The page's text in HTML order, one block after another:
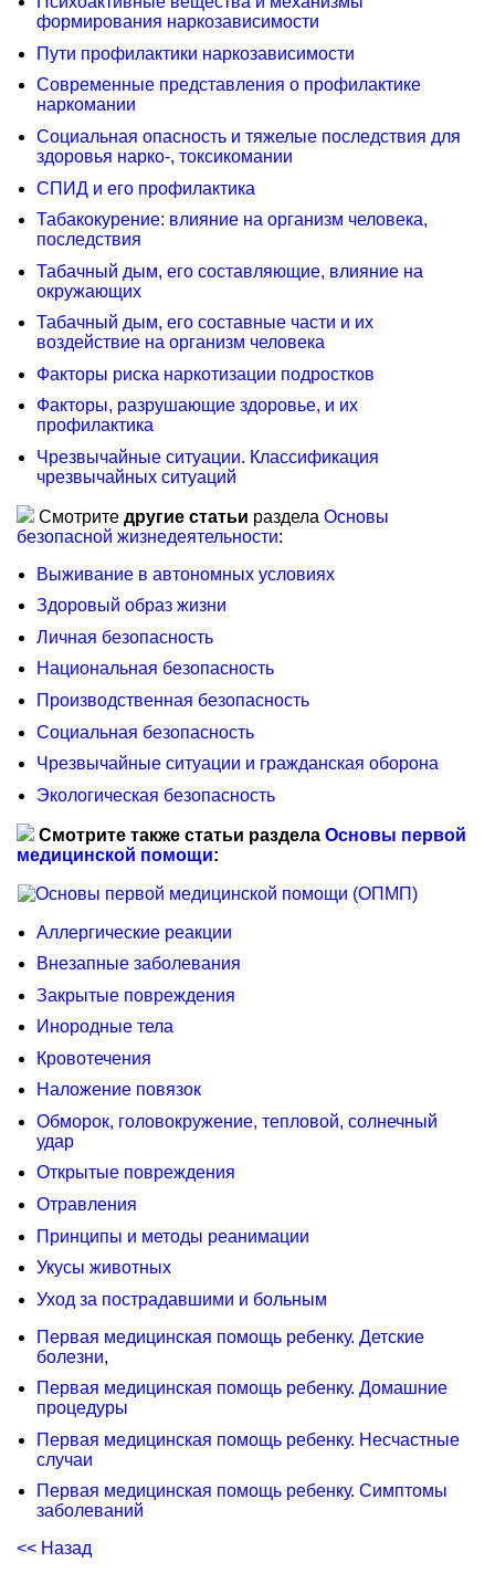
формирования наркозависимости
Пути профилактики наркозависимости
Современные представления о профилактике
наркомании
Социальная опасность и тяжелые последствия для
здоровья нарко-, токсикомании
СПИД и его профилактика
Табакокурение: влияние на организм человека,
последствия
Табачный дым, его составляющие, влияние на
окружающих
Табачный дым, его составные части и их
воздействие на организм человека
Факторы риска наркотизации подростков
Факторы, разрушающие здоровье, и их
профилактика
Чрезвычайные ситуации. Классификация
чрезвычайных ситуаций
Смотрите другие статьи раздела Основы
безопасной жизнедеятельности:
Выживание в автономных условиях
Здоровый образ жизни
Личная безопасность
Национальная безопасность
Производственная безопасность
Социальная безопасность
Чрезвычайные ситуации и гражданская оборона
Экологическая безопасность
Смотрите также статьи раздела Основы первой
медицинской помощи:
Аллергические реакции
Внезапные заболевания
Закрытые повреждения
Инородные тела
Кровотечения
Наложение повязок
Обморок, головокружение, тепловой, солнечный
удар
Открытые повреждения
Отравления
Принципы и методы реанимации
Укусы животных
Уход за пострадавшими и больным
Первая медицинская помощь ребенку. Детские
болезни,
Первая медицинская помощь ребенку. Домашние
процедуры
Первая медицинская помощь ребенку. Несчастные
случаи
Первая медицинская помощь ребенку. Симптомы
заболеваний
<< Назад